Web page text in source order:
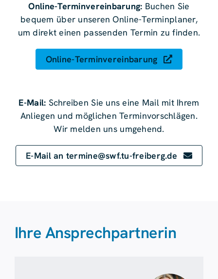
Online-Terminvereinbarung: Buchen Sie
bequem über unseren Online-Terminplaner,
um direkt einen passenden Termin zu finden.
Online-Terminvereinbarung
E-Mail: Schreiben Sie uns eine Mail mit Ihrem
Anliegen und möglichen Terminvorschlägen.
Wir melden uns umgehend.
E-Mail an termine@swf.tu-freiberg.de
Ihre Ansprechpartnerin